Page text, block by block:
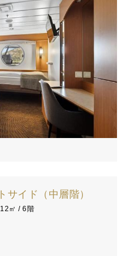
サイド（中層階）
㎡ / 6階